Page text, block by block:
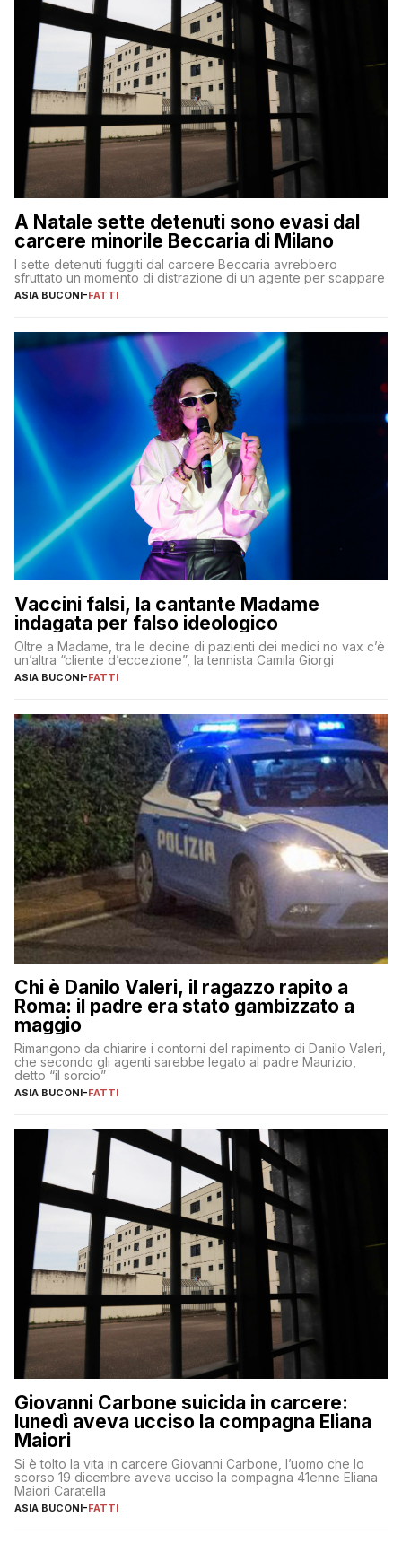
A Natale sette detenuti sono evasi dal
carcere minorile Beccaria di Milano
I sette detenuti fuggiti dal carcere Beccaria avrebbero
sfruttato un momento di distrazione di un agente per scappare
ASIA BUCONI-FATTI
Vaccini falsi, la cantante Madame
indagata per falso ideologico
Oltre a Madame, tra le decine di pazienti dei medici no vax c’è
un’altra “cliente d’eccezione”, la tennista Camila Giorgi
ASIA BUCONI-FATTI
Chi è Danilo Valeri, il ragazzo rapito a
Roma: il padre era stato gambizzato a
maggio
Rimangono da chiarire i contorni del rapimento di Danilo Valeri,
che secondo gli agenti sarebbe legato al padre Maurizio,
detto “il sorcio”
ASIA BUCONI-FATTI
Giovanni Carbone suicida in carcere:
lunedì aveva ucciso la compagna Eliana
Maiori
Si è tolto la vita in carcere Giovanni Carbone, l’uomo che lo
scorso 19 dicembre aveva ucciso la compagna 41enne Eliana
Maiori Caratella
ASIA BUCONI-FATTI